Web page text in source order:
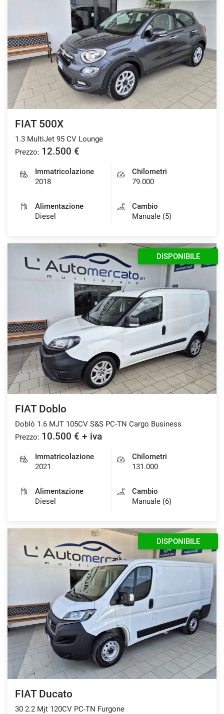
FIAT 500X
1.3 MultiJet 95 CV Lounge
Prezzo: 12.500 €
Immatricolazione
2018
Chilometri
79.000
Alimentazione
Diesel
Cambio
Manuale (5)
DISPONIBILE
FIAT Doblo
Doblò 1.6 MJT 105CV S&S PC-TN Cargo Business
Prezzo: 10.500 € + iva
Immatricolazione
2021
Chilometri
131.000
Alimentazione
Diesel
Cambio
Manuale (6)
DISPONIBILE
FIAT Ducato
30 2.2 Mjt 120CV PC-TN Furgone